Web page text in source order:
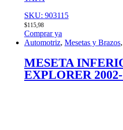
SKU: 903115
$115,98
Comprar ya
Automotriz, Mesetas y Brazos,
MESETA
EXPLORER